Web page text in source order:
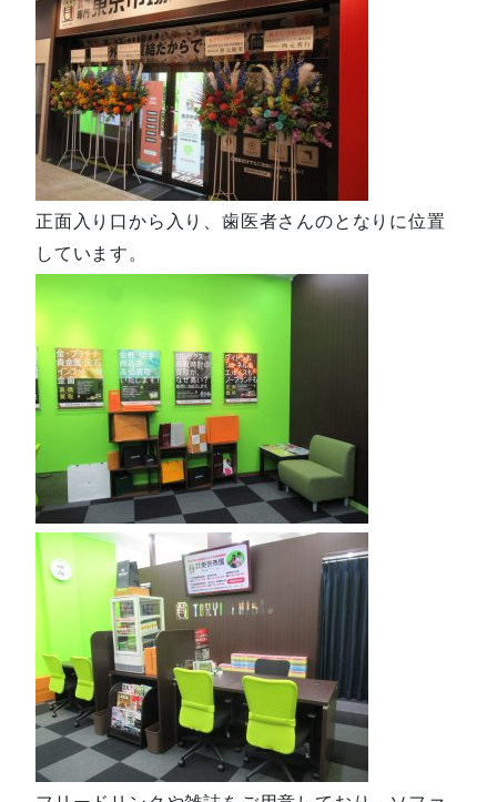
正面入り口から入り、歯医者さんのとなりに位置
しています。